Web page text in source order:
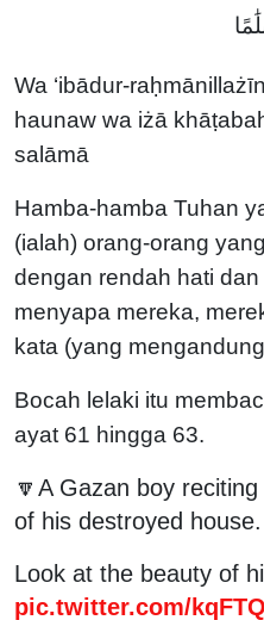
Wa ‘ibādur-
haunaw wa iżā
salāmā
Hamba-hamba Tuhan
(ialah) orang-orang
dengan rendah hati
menyapa mereka,
kata (yang
Bocah lelaki itu
ayat 61 hingga 63.
🔽A Gazan boy
of his destroyed house.
Look at the beauty of
pic.twitter.com/